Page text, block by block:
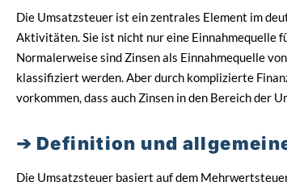
Die Umsatzsteuer ist ein zentrales Element im
Aktivitäten. Sie ist nicht nur eine Einnahmequelle
Normalerweise sind Zinsen als Einnahmequelle
klassifiziert werden. Aber durch komplizierte
vorkommen, dass auch Zinsen in den Bereich der
Definition und
Die Umsatzsteuer basiert auf dem